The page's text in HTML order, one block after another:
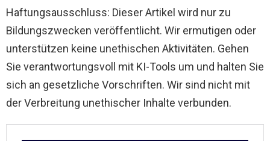
Haftungsausschluss: Dieser Artikel wird nur zu
Bildungszwecken veröffentlicht. Wir ermutigen oder
unterstützen keine unethischen Aktivitäten. Gehen
Sie verantwortungsvoll mit KI-Tools um und halten Sie
sich an gesetzliche Vorschriften. Wir sind nicht mit
der Verbreitung unethischer Inhalte verbunden.